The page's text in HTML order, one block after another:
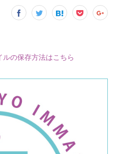
の保存方法はこちら